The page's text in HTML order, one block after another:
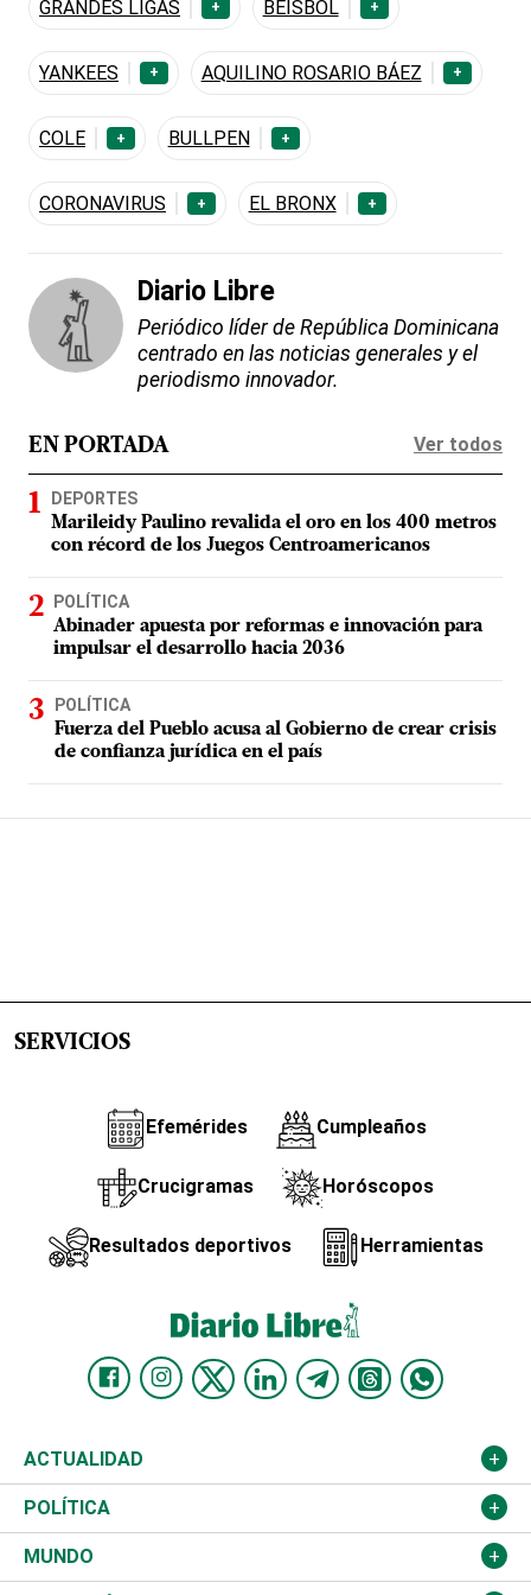
GRANDES LIGAS + BÉISBOL +
YANKEES + AQUILINO ROSARIO BÁEZ +
COLE + BULLPEN +
CORONAVIRUS + EL BRONX +
Diario Libre
Periódico líder de República Dominicana
centrado en las noticias generales y el
periodismo innovador.
EN PORTADA Ver todos
DEPORTES
Marileidy Paulino revalida el oro en los 400 metros
con récord de los Juegos Centroamericanos
POLÍTICA
Abinader apuesta por reformas e innovación para
impulsar el desarrollo hacia 2036
POLÍTICA
Fuerza del Pueblo acusa al Gobierno de crear crisis
de confianza jurídica en el país
SERVICIOS
Efemérides Cumpleaños
Crucigramas Horóscopos
Resultados deportivos Herramientas
ACTUALIDAD
Nacional
Ciudad
POLÍTICA
Partidos
MUNDO